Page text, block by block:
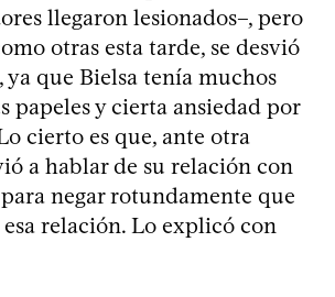
llegaron lesionados–, pero
otras esta tarde, se desvió
que Bielsa tenía muchos
papeles y cierta ansiedad por
cierto es que, ante otra
a hablar de su relación con
negar rotundamente que
relación. Lo explicó con